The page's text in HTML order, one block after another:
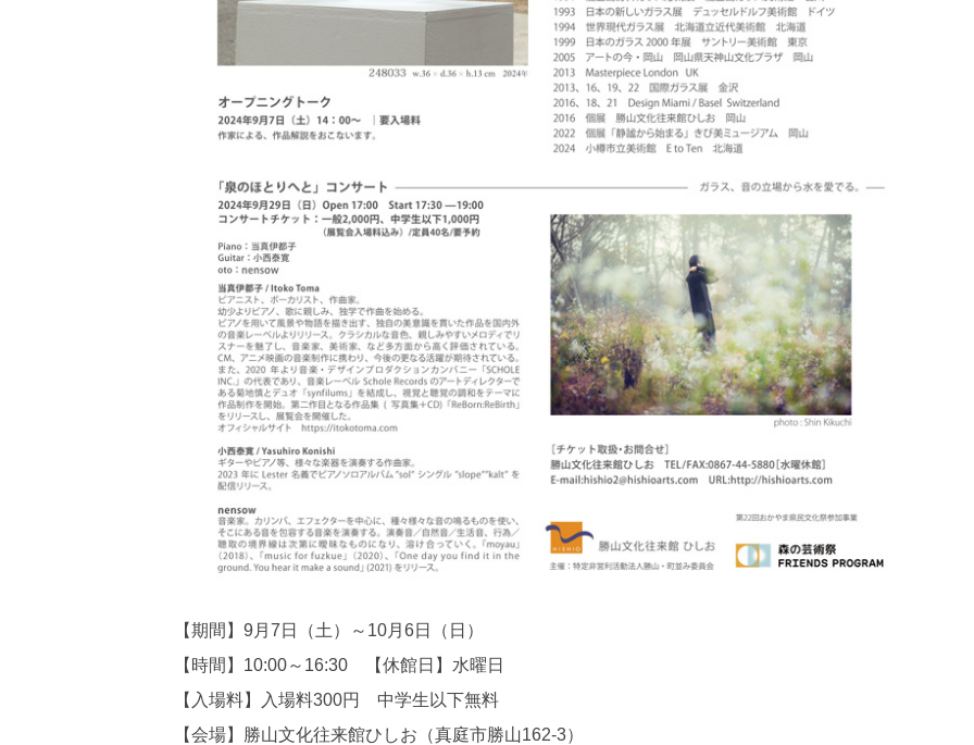
【期間】9月7日（土）～10月6日（日）
【時間】10:00～16:30 【休館日】水曜日
【入場料】入場料300円 中学生以下無料
【会場】勝山文化往来館ひしお（真庭市勝山162-3）